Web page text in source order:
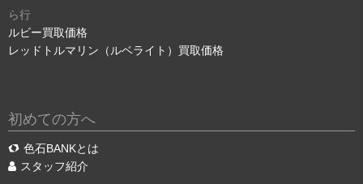
ら行
ルビー買取価格
レッドトルマリン（ルベライト）買取価格
初めての方へ
色石BANKとは
スタッフ紹介